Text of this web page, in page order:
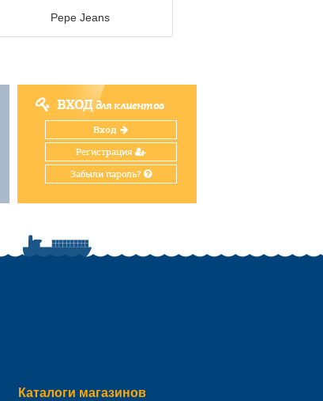
Pepe Jeans
ВХОДдля клиентов
Вход
Регистрация
Забыли пароль?
Каталоги магазинов